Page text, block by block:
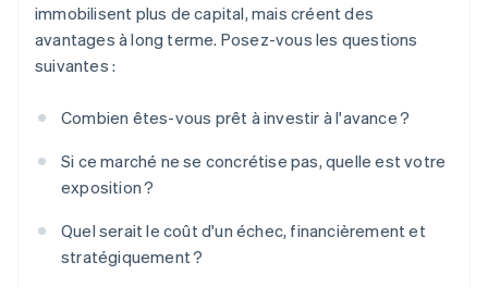
immobilisent plus de capital, mais créent des
avantages à long terme. Posez-vous les questions
suivantes :
Combien êtes-vous prêt à investir à l'avance ?
Si ce marché ne se concrétise pas, quelle est votre
exposition ?
Quel serait le coût d'un échec, financièrement et
stratégiquement ?